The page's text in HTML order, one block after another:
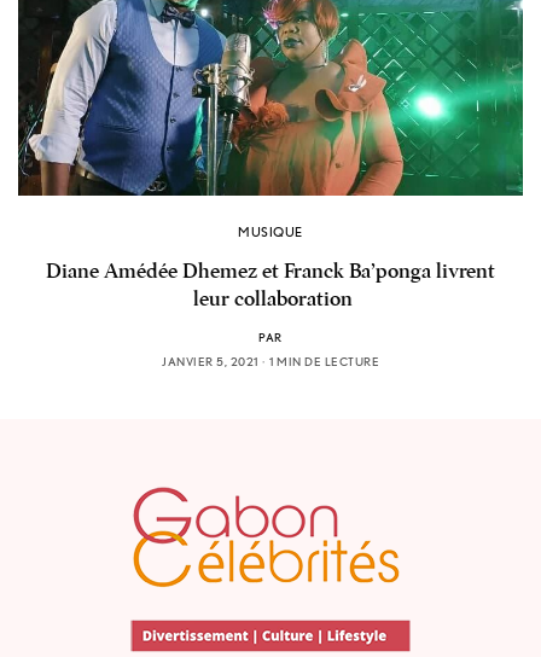
MUSIQUE
Diane Amédée Dhemez et Franck Ba’ponga livrent
leur collaboration
PAR
JANVIER 5, 2021
1 MIN DE LECTURE